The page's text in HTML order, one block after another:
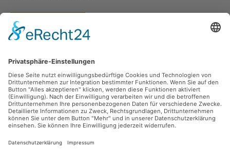
Vertrag widerrufen
Zahlungsarten
Sicher Einkaufen
Ladengeschäft
Newsletter